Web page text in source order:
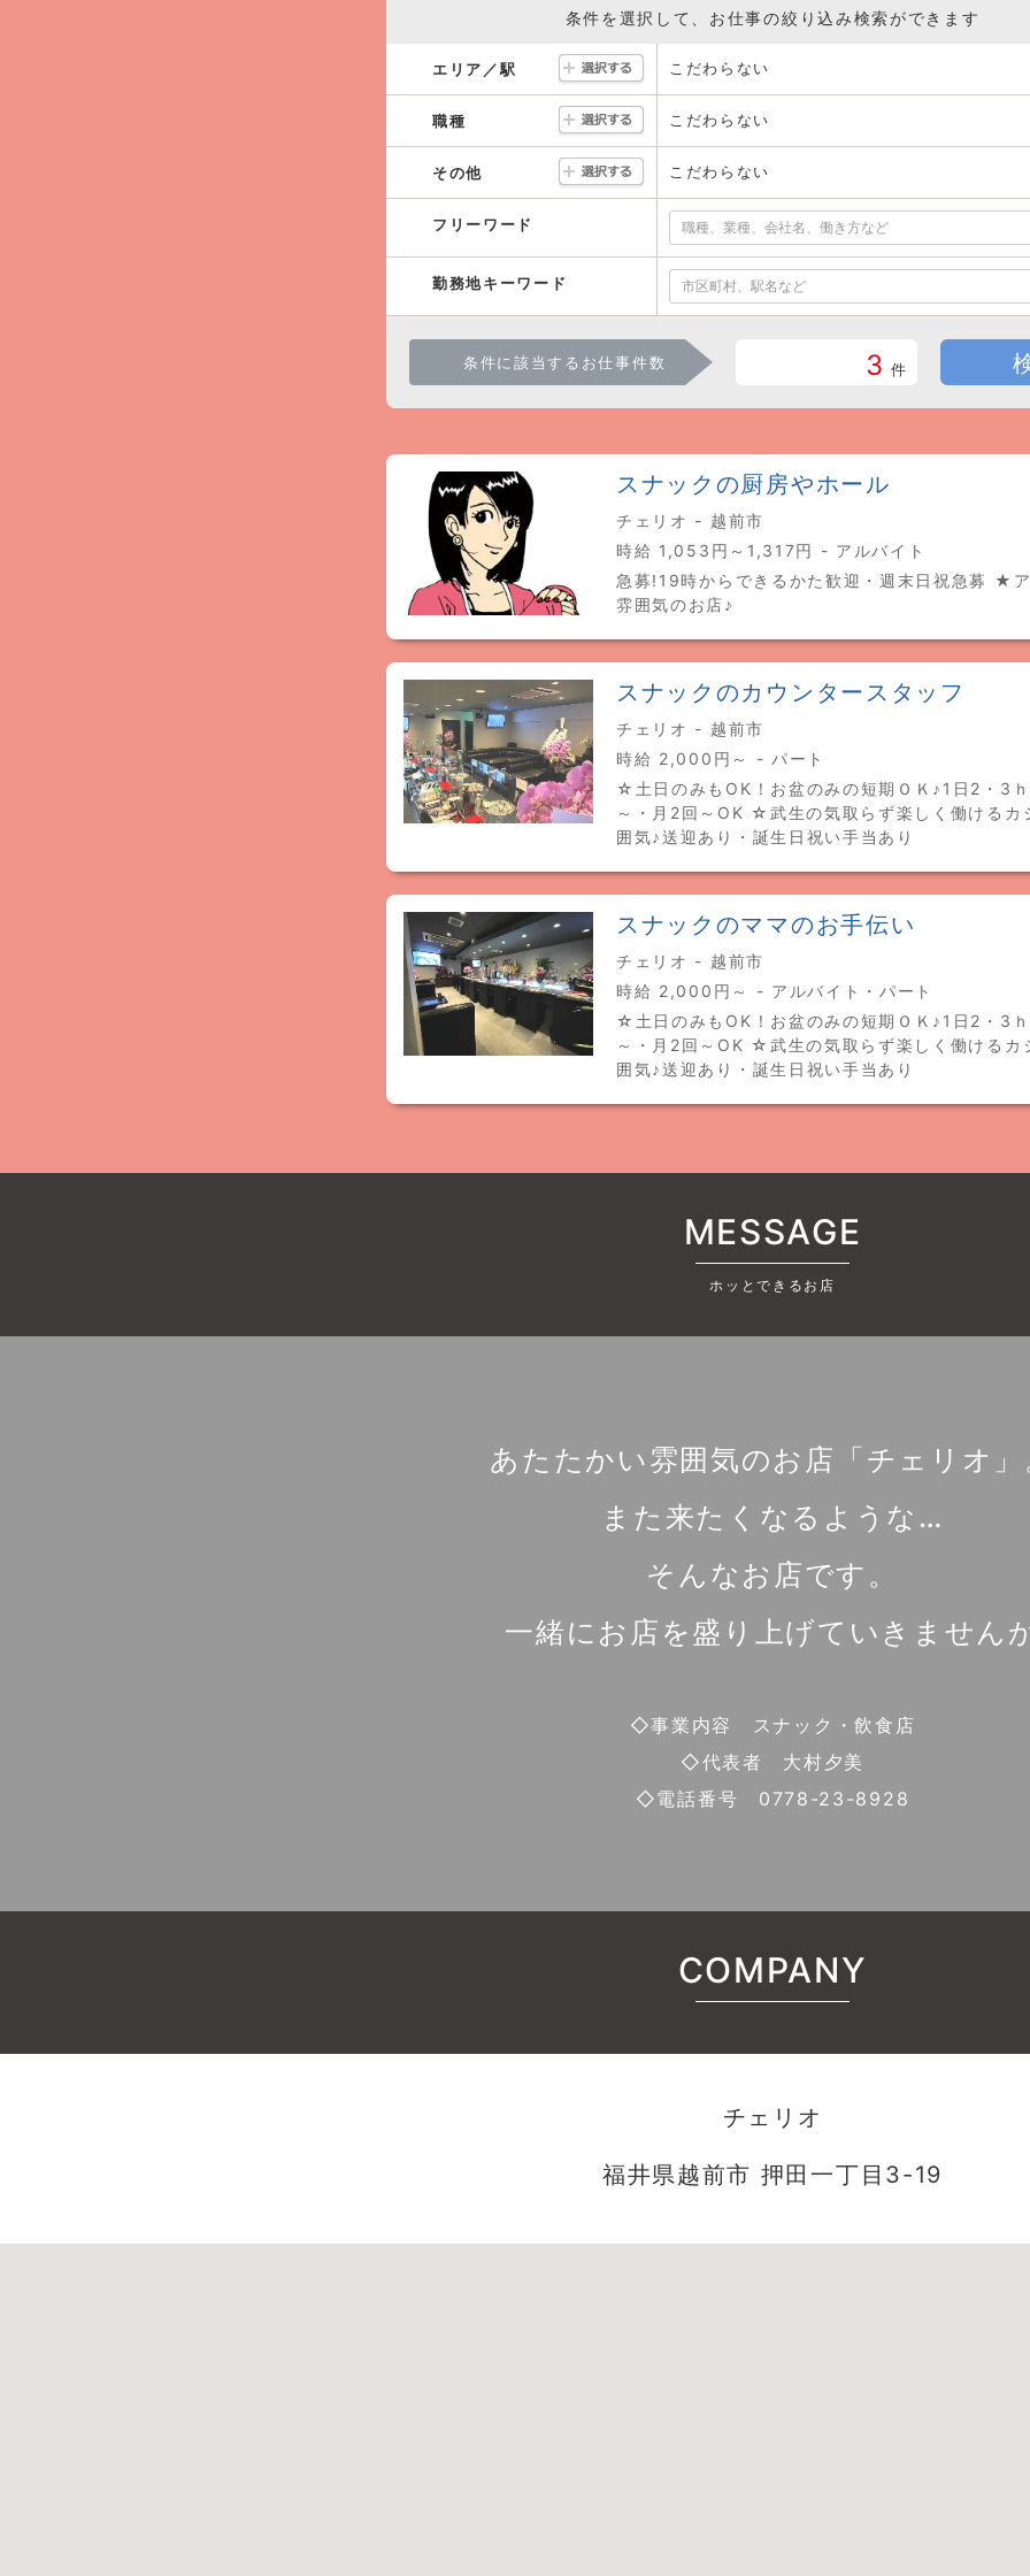
条件を選択して、お仕事の絞り込み検索ができます
エリア／駅 こだわらない
職種 こだわらない
その他 こだわらない
フリーワード
勤務地キーワード
条件に該当するお仕事件数 3 件
スナックの厨房やホール
チェリオ - 越前市
時給 1,053円～1,317円 - アルバイト
急募!19時からできるかた歓迎・週末日祝急募 ★
雰囲気のお店♪
スナックのカウンタースタッフ
チェリオ - 越前市
時給 2,000円～ - パート
☆土日のみもOK！お盆のみの短期ＯＫ♪1日2・3
～・月2回～OK ☆武生の気取らず楽しく働けるカ
囲気♪送迎あり・誕生日祝い手当あり
スナックのママのお手伝い
チェリオ - 越前市
時給 2,000円～ - アルバイト・パート
☆土日のみもOK！お盆のみの短期ＯＫ♪1日2・3
～・月2回～OK ☆武生の気取らず楽しく働けるカ
囲気♪送迎あり・誕生日祝い手当あり
MESSAGE
ホッとできるお店
あたたかい雰囲気のお店「チェリオ
また来たくなるような…
そんなお店です。
一緒にお店を盛り上げていきません
◇事業内容 スナック・飲食店
◇代表者 大村夕美
◇電話番号 0778-23-8928
COMPANY
チェリオ
福井県越前市 押田一丁目3-19